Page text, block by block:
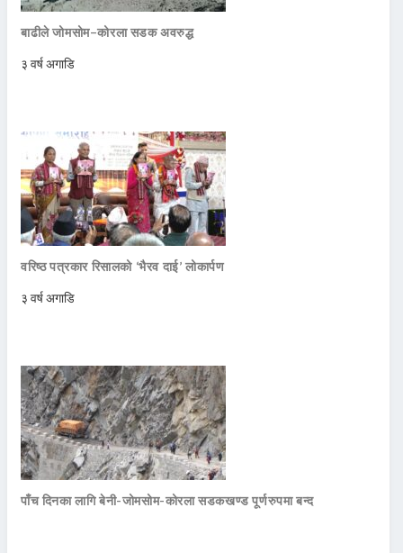
बाढीले जोमसोम–कोरला सडक अवरुद्ध
३ वर्ष अगाडि
वरिष्ठ पत्रकार रिसालको ‘भैरव दाई’ लोकार्पण
३ वर्ष अगाडि
पाँच दिनका लागि बेनी-जोमसोम-कोरला सडकखण्ड पूर्णरुपमा बन्द